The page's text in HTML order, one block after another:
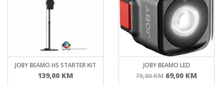
JOBY BEAMO HS STARTER KIT
139,00 KM
JOBY BEAMO LED
79,00KM Izvorna
69,00 KM